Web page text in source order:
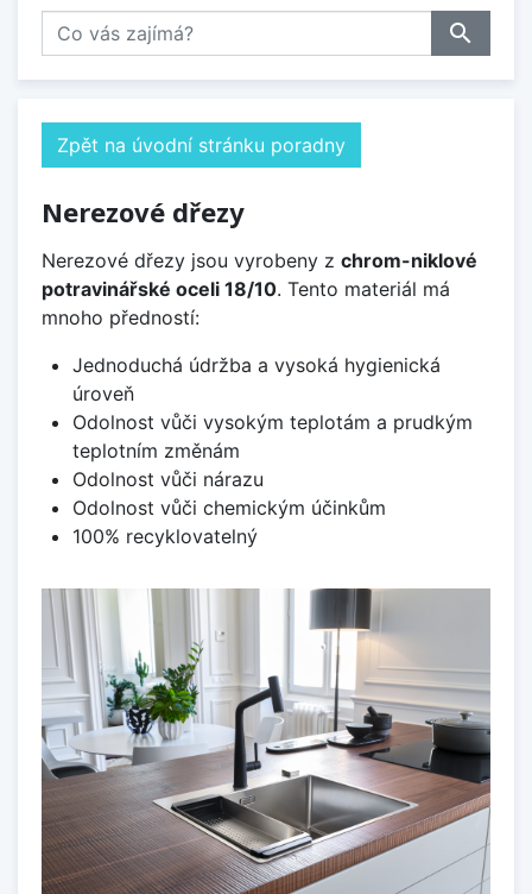
search
Zpět na úvodní stránku poradny
Nerezové dřezy
Nerezové dřezy jsou vyrobeny z chrom-niklové
potravinářské oceli 18/10. Tento materiál má
mnoho předností:
Jednoduchá údržba a vysoká hygienická
úroveň
Odolnost vůči vysokým teplotám a prudkým
teplotním změnám
Odolnost vůči nárazu
Odolnost vůči chemickým účinkům
100% recyklovatelný